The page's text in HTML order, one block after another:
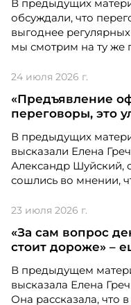
21 и 22 апреля 2025
Юбилейная бизнес-
управлению
управления
путем голосования
мероприятия.
В предыдущих материалах
обсуждали, что
выгоднее
мы смотрим на ту же
и считает удержание
24 июля 2026 г.
«Предъявление
переговоры, это
В предыдущих
высказали Елена
Александр Шуйский,
сошлись во мнении,
выгоднее, чем
обсуждать зарплату
23 июля 2026 г.
«За сам вопрос
стоит дороже» –
В предыдущем
высказала Елена
Она рассказала, что